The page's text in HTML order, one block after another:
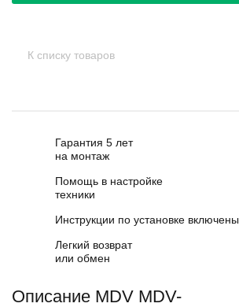
К списку товаров
Гарантия 5 лет
на монтаж
Помощь в настройке
техники
Инструкции по установке включены
Легкий возврат
или обмен
Описание MDV MDV-